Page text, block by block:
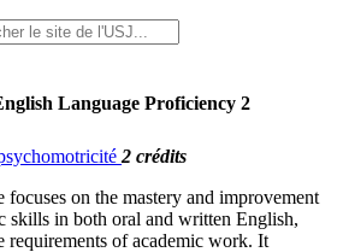
Language Proficiency 2
2 crédits
focuses on the mastery and improvement
skills in both oral and written English,
requirements of academic work. It